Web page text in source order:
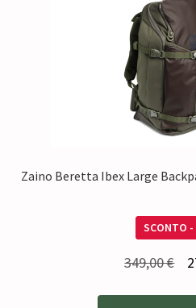
Zaino Beretta Ibex Large
SCONTO
349,00€